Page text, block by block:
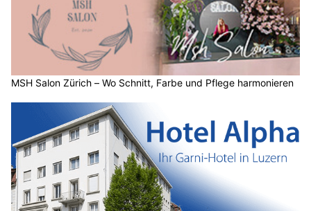
MSH Salon Zürich – Wo Schnitt, Farbe und Pflege harmonieren